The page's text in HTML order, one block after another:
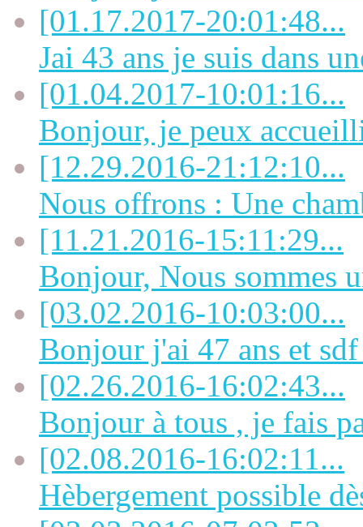
[01.17.2017-20:01:48...
Jai 43 ans je suis dans
[01.04.2017-10:01:16...
Bonjour, je peux
[12.29.2016-21:12:10...
Nous offrons : Une
[11.21.2016-15:11:29...
Bonjour, Nous sommes
[03.02.2016-10:03:00...
Bonjour j'ai 47 ans et
[02.26.2016-16:02:43...
Bonjour à tous , je fais
[02.08.2016-16:02:11...
Hèbergement possible